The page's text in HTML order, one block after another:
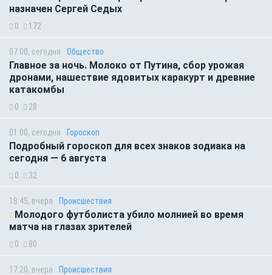
назначен Сергей Седых
0 172
07:00, сегодня Общество
Главное за ночь. Молоко от Путина, сбор урожая
дронами, нашествие ядовитых каракурт и древние
катакомбы
0 28
01:00, сегодня Гороскоп
Подробный гороскоп для всех знаков зодиака на
сегодня — 6 августа
0 32
18:45, вчера Происшествия
Молодого футболиста убило молнией во время
матча на глазах зрителей
0 80
17:20, вчера Происшествия